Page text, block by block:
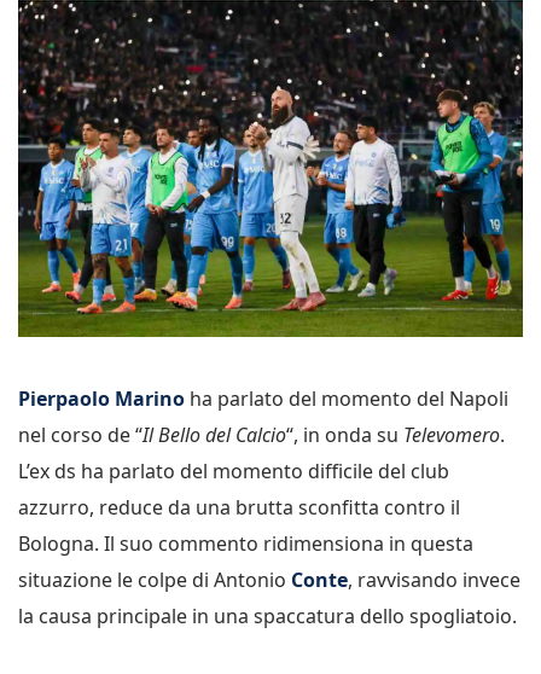
Pierpaolo Marino ha parlato del momento del Napoli
nel corso de “Il Bello del Calcio“, in onda su Televomero.
L’ex ds ha parlato del momento difficile del club
azzurro, reduce da una brutta sconfitta contro il
Bologna. Il suo commento ridimensiona in questa
situazione le colpe di Antonio Conte, ravvisando invece
la causa principale in una spaccatura dello spogliatoio.